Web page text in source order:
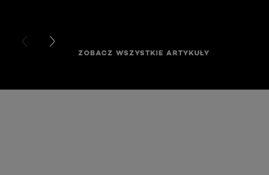
PREVIOUS CARD
NEXT CARD
ZOBACZ WSZYSTKIE ARTYKUŁY